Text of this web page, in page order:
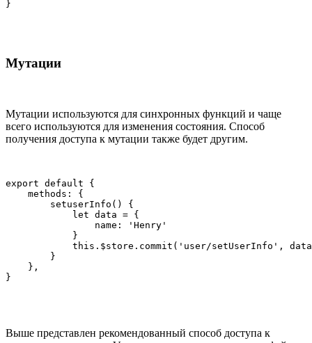
Мутации
Мутации используются для синхронных функций и чаще
всего используются для изменения состояния. Способ
получения доступа к мутации также будет другим.
export default {
    methods: {
        setuserInfo() {
            let data = {
                name: 'Henry'
            }
this.$store.commit('user/setUserInfo',
        }
    },
Выше представлен рекомендованный способ доступа к